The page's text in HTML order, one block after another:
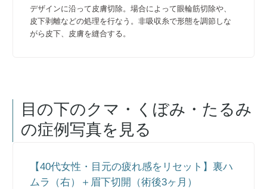
デザインに沿って皮膚切除。場合によって眼輪筋切除や、
皮下剥離などの処理を行なう。非吸収糸で形態を調節しな
がら皮下、皮膚を縫合する。
目の下のクマ・くぼみ・たるみ
の症例写真を見る
【40代女性・目元の疲れ感をリセット】裏ハ
ムラ（右）＋眉下切開（術後3ヶ月）